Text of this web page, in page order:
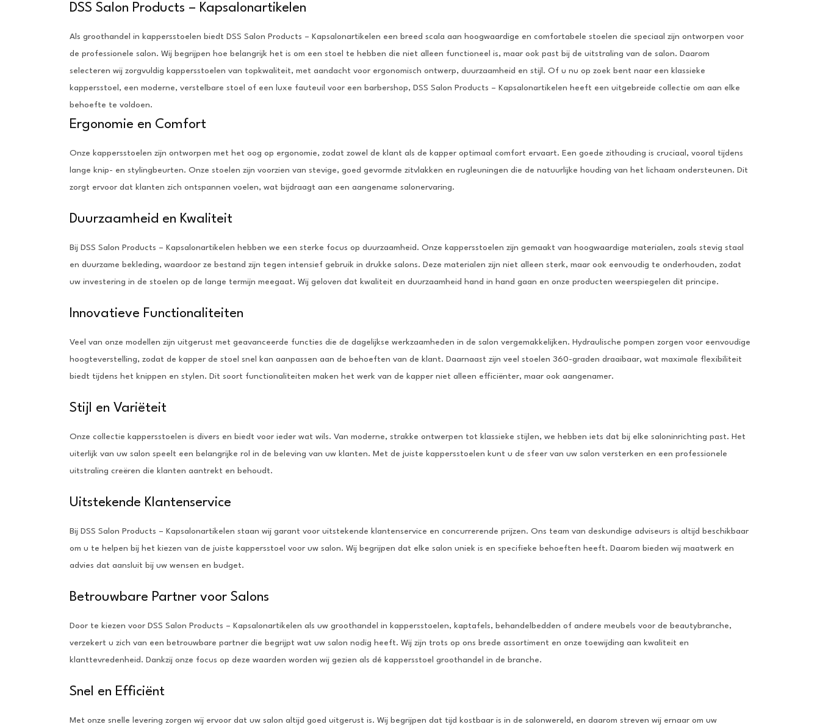
DSS Salon Products – Kapsalonartikelen
Als groothandel in kappersstoelen biedt DSS Salon Products – Kapsalonartikelen een breed scala aan hoogwaardige en comfortabele stoelen die speciaal zijn ontworpen voor
de professionele salon. Wij begrijpen hoe belangrijk het is om een stoel te hebben die niet alleen functioneel is, maar ook past bij de uitstraling van de salon. Daarom
selecteren wij zorgvuldig kappersstoelen van topkwaliteit, met aandacht voor ergonomisch ontwerp, duurzaamheid en stijl. Of u nu op zoek bent naar een klassieke
kappersstoel, een moderne, verstelbare stoel of een luxe fauteuil voor een barbershop, DSS Salon Products – Kapsalonartikelen heeft een uitgebreide collectie om aan elke
behoefte te voldoen.
Ergonomie en Comfort
Onze kappersstoelen zijn ontworpen met het oog op ergonomie, zodat zowel de klant als de kapper optimaal comfort ervaart. Een goede zithouding is cruciaal, vooral tijdens
lange knip- en stylingbeurten. Onze stoelen zijn voorzien van stevige, goed gevormde zitvlakken en rugleuningen die de natuurlijke houding van het lichaam ondersteunen. Dit
zorgt ervoor dat klanten zich ontspannen voelen, wat bijdraagt aan een aangename salonervaring.
Duurzaamheid en Kwaliteit
Bij DSS Salon Products – Kapsalonartikelen hebben we een sterke focus op duurzaamheid. Onze kappersstoelen zijn gemaakt van hoogwaardige materialen, zoals stevig staal
en duurzame bekleding, waardoor ze bestand zijn tegen intensief gebruik in drukke salons. Deze materialen zijn niet alleen sterk, maar ook eenvoudig te onderhouden, zodat
uw investering in de stoelen op de lange termijn meegaat. Wij geloven dat kwaliteit en duurzaamheid hand in hand gaan en onze producten weerspiegelen dit principe.
Innovatieve Functionaliteiten
Veel van onze modellen zijn uitgerust met geavanceerde functies die de dagelijkse werkzaamheden in de salon vergemakkelijken. Hydraulische pompen zorgen voor eenvoudige
hoogteverstelling, zodat de kapper de stoel snel kan aanpassen aan de behoeften van de klant. Daarnaast zijn veel stoelen 360-graden draaibaar, wat maximale flexibiliteit
biedt tijdens het knippen en stylen. Dit soort functionaliteiten maken het werk van de kapper niet alleen efficiënter, maar ook aangenamer.
Stijl en Variëteit
Onze collectie kappersstoelen is divers en biedt voor ieder wat wils. Van moderne, strakke ontwerpen tot klassieke stijlen, we hebben iets dat bij elke saloninrichting past. Het
uiterlijk van uw salon speelt een belangrijke rol in de beleving van uw klanten. Met de juiste kappersstoelen kunt u de sfeer van uw salon versterken en een professionele
uitstraling creëren die klanten aantrekt en behoudt.
Uitstekende Klantenservice
Bij DSS Salon Products – Kapsalonartikelen staan wij garant voor uitstekende klantenservice en concurrerende prijzen. Ons team van deskundige adviseurs is altijd beschikbaar
om u te helpen bij het kiezen van de juiste kappersstoel voor uw salon. Wij begrijpen dat elke salon uniek is en specifieke behoeften heeft. Daarom bieden wij maatwerk en
advies dat aansluit bij uw wensen en budget.
Betrouwbare Partner voor Salons
Door te kiezen voor DSS Salon Products – Kapsalonartikelen als uw groothandel in kappersstoelen, kaptafels, behandelbedden of andere meubels voor de beautybranche,
verzekert u zich van een betrouwbare partner die begrijpt wat uw salon nodig heeft. Wij zijn trots op ons brede assortiment en onze toewijding aan kwaliteit en
klanttevredenheid. Dankzij onze focus op deze waarden worden wij gezien als dé kappersstoel groothandel in de branche.
Snel en Efficiënt
Met onze snelle levering zorgen wij ervoor dat uw salon altijd goed uitgerust is. Wij begrijpen dat tijd kostbaar is in de salonwereld, en daarom streven wij ernaar om uw